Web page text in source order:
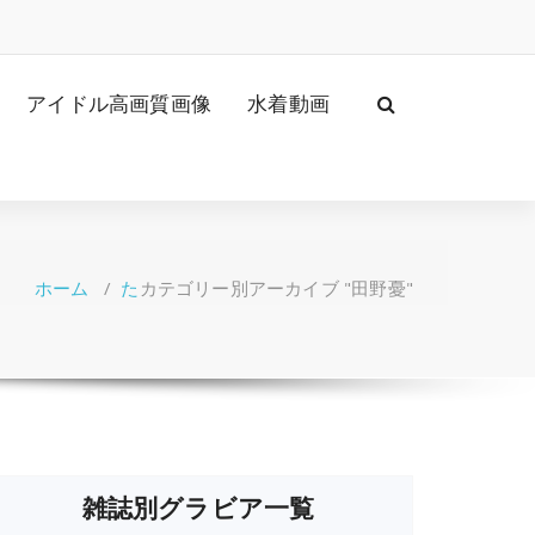
アイドル高画質画像 水着動画
ホーム / た カテゴリー別アーカイブ "田野憂"
雑誌別グラビア一覧